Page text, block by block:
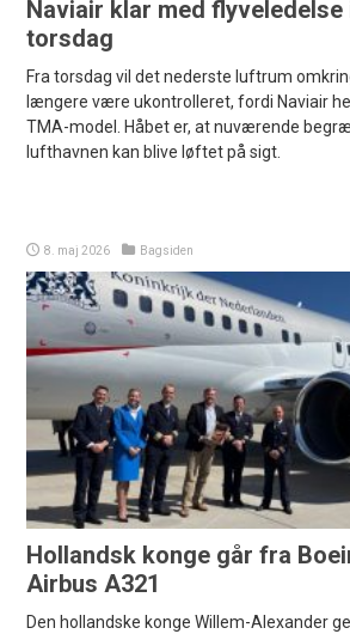
Naviair klar med flyveledelse
torsdag
Fra torsdag vil det nederste luftrum
længere være ukontrolleret, fordi Naviair
TMA-model. Håbet er, at nuværende
lufthavnen kan blive løftet på sigt.
8. maj 2026 Bagsiden
Hollandsk konge går fra
Airbus A321
Den hollandske konge Willem-Alexander